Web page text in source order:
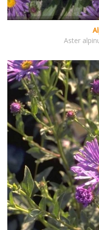
Aster